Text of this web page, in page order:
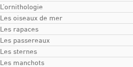
L’ornithologie
Les oiseaux de mer
Les rapaces
Les passereaux
Les sternes
Les manchots